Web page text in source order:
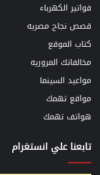
فواتير الكهرباء
قصص نجاح مصريه
كتاب الموقع
مخالفاتك المروريه
مواعيد السينما
مواقع تهمك
هواتف تهمك
تابعنا علي انستغرام